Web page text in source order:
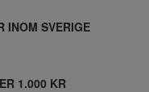
INOM SVERIGE
1.000 KR